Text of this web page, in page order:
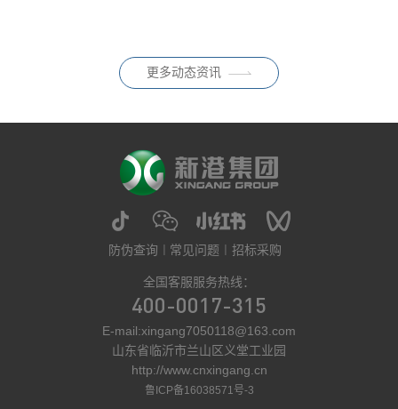
也迎来新的考验。对于有老人、
孩子、孕妇的家庭而言，家居环
保从来都不是一句简单的参数，
时配套推荐性标
更多动态资讯
防伪查询 常见问题 招标采购
全国客服服务热线：
400-0017-315
E-mail:xingang7050118@163.com
山东省临沂市兰山区义堂工业园
http://www.cnxingang.cn
鲁ICP备16038571号-3